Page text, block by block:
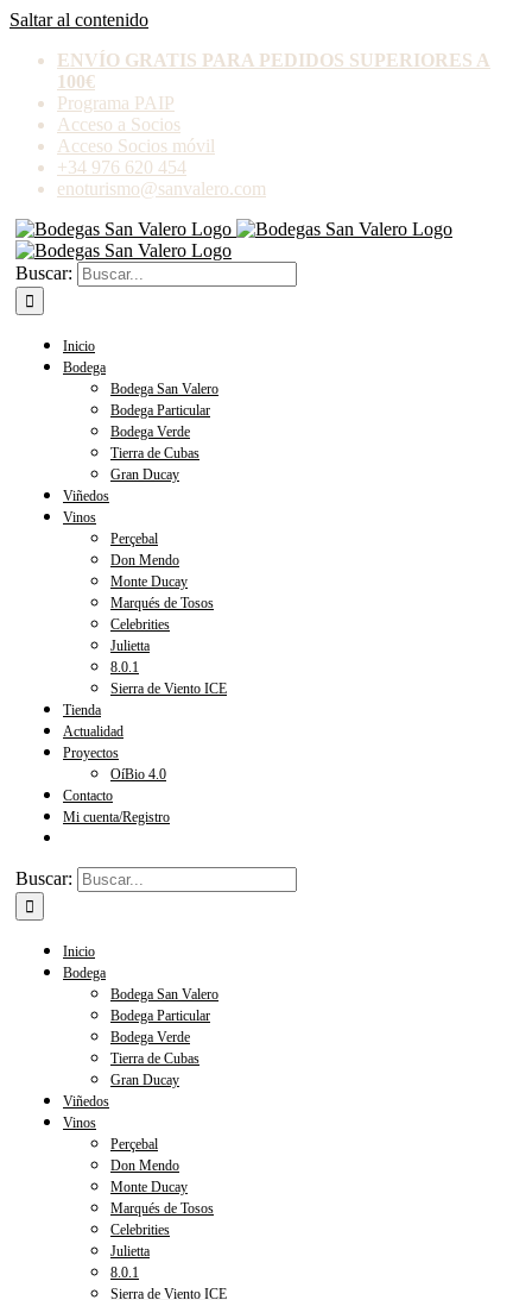
Saltar al contenido
ENVÍO GRATIS PARA PEDIDOS SUPERIORES A
100€
Programa PAIP
Acceso a Socios
Acceso Socios móvil
+34 976 620 454
enoturismo@sanvalero.com
Buscar:
Inicio
Bodega
Bodega San Valero
Bodega Particular
Bodega Verde
Tierra de Cubas
Gran Ducay
Viñedos
Vinos
Perçebal
Don Mendo
Monte Ducay
Marqués de Tosos
Celebrities
Julietta
8.0.1
Sierra de Viento ICE
Tienda
Actualidad
Proyectos
OíBio 4.0
Contacto
Mi cuenta/Registro
Buscar:
Inicio
Bodega
Bodega San Valero
Bodega Particular
Bodega Verde
Tierra de Cubas
Gran Ducay
Viñedos
Vinos
Perçebal
Don Mendo
Monte Ducay
Marqués de Tosos
Celebrities
Julietta
8.0.1
Sierra de Viento ICE